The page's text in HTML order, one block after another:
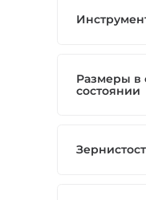
Размеры в
состоянии